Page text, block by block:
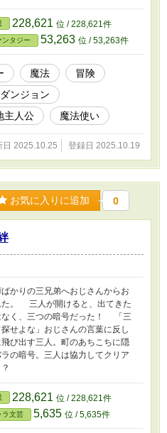
それには白銀によく似た彼女が関
うで……。 しかし、そこで折れる
あれよこれよと懐に潜り込み、
ンジョンに潜ることに。 バッタ
す白銀。平和に終わるかと思っ
、突然景色が変わって……！？
というイレギュラーを抱えるな
事生き返りの妙薬を探すわけと
に見つけることは出来るのか！
世界で織りなすどうしようもな
間の不器用さをとくと楽しんで
228,621 位 / 228,621件
ンタジー 53,263 位 / 53,263件
魔法
冒険
ダンジョン
主人公 魔法使い
日 2025.10.25 登録日 2025.10.19
お気に入りに追加 0
かりの三兄弟へおじさんからお
た。 三人が開けると、出てきた
なく、三つの暗号だった！ 「三
せよな」おじさんの言葉に反し
び出す三人。町のあちこちに隠
の暗号。三人は協力してクリア
228,621 位 / 228,621件
ラ文芸 5,635 位 / 5,635件